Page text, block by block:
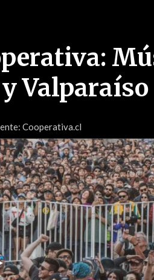
Valparaíso
Cooperativa.cl